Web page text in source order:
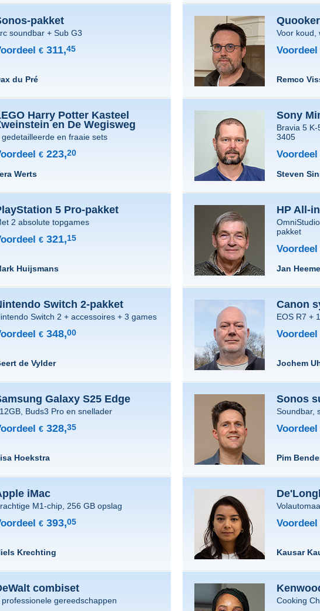
pakket
soundbar + Sub G3
€ 311,45
du Pré
Voor koud,
Voordeel
Remco
Harry Potter Kasteel
en De Wegisweg
gedetailleerde en fraaie sets
€ 223,20
Werts
Sony
Bravia 5
3405
Voordeel
Steven
5 Pro-pakket
2 absolute topgames
€ 321,15
Huijsmans
HP All-
pakket
Voordeel
Jan
Switch 2-pakket
Switch 2 + accessoires + 3 games
€ 348,00
de Vylder
Canon
EOS R7 +
Voordeel
Jochem
Galaxy S25 Edge
Buds3 Pro en snellader
€ 328,35
Hoekstra
Sonos
Soundbar,
Voordeel
Pim
iMac
M1-chip, 256 GB opslag
€ 393,05
Krechting
Voordeel
Kausar
combiset
professionele gereedschappen Cooking